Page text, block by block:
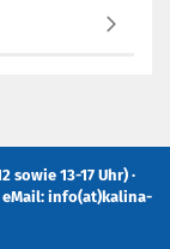
13-17 Uhr) ·
eMail: info(at)kalina-